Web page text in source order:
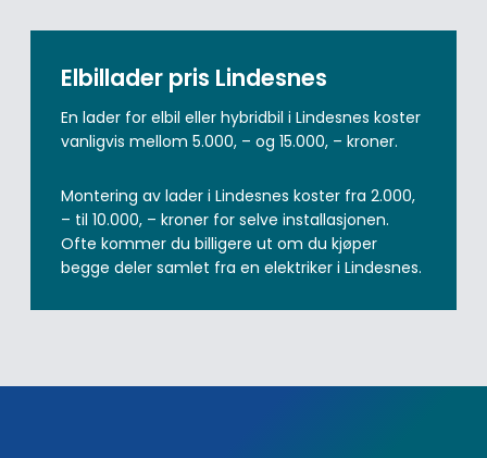
Elbillader pris Lindesnes
En lader for elbil eller hybridbil i Lindesnes koster
vanligvis mellom 5.000, – og 15.000, – kroner.
Montering av lader i Lindesnes koster fra 2.000,
– til 10.000, – kroner for selve installasjonen.
Ofte kommer du billigere ut om du kjøper
begge deler samlet fra en elektriker i Lindesnes.